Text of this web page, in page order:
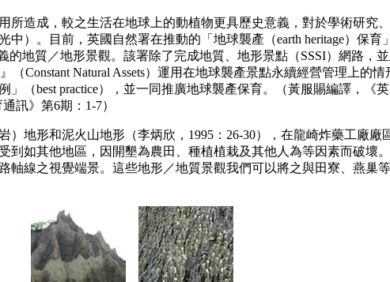
造成，較之生活在地球上的動植物更具歷史意義，對於學術研究
）。目前，英國自然署在推動的「地球襲產（earth heritage）保育
的地質／地形景觀。該署除了完成地質、地形景點（SSSI）網路，
（Constant Natural Assets）運用在地球襲產景點永續經營管理上的
（best practice），並一同推廣地球襲產保育。（黃服賜編譯，《
訊》第6期：1-7）
地形和泥火山地形（李炳欣，1995：26-30），在龍崎炸藥工廠廠
到如其他地區，因開墾為農田、種植植栽及其他人為等因素而破壞
軸線之視覺端景。這些地形／地質景觀我們可以將之與田寮、燕巢